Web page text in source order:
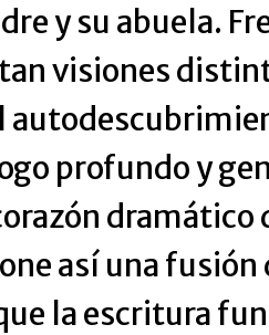
y su abuela.
visiones
profundo y
dramático
así una
la escritura